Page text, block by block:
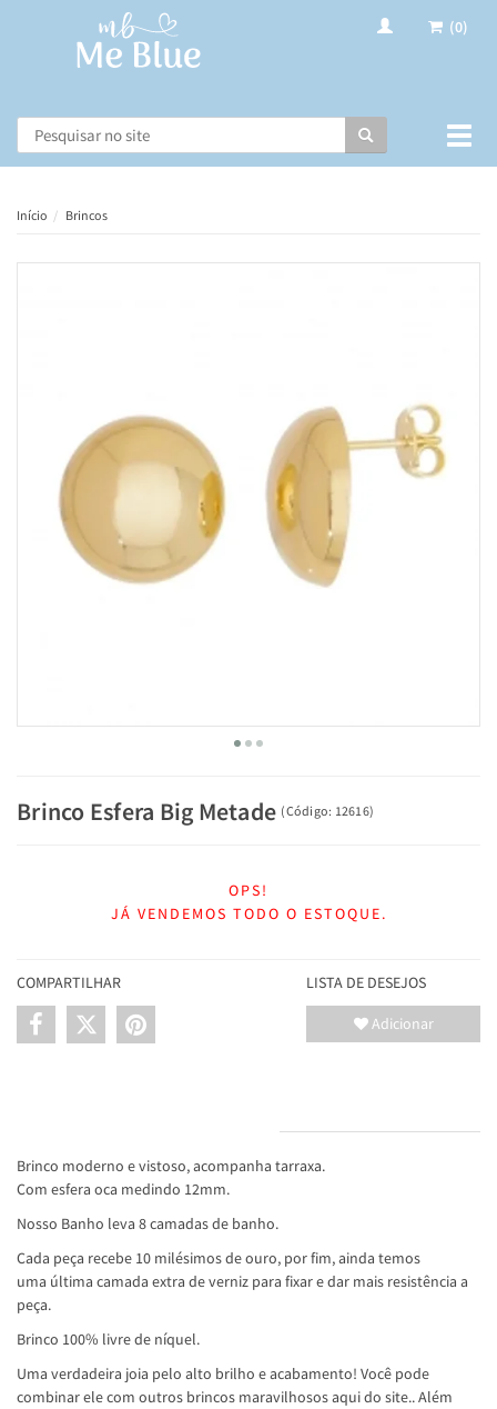
(0)
Busca
Início Brincos
Brinco Esfera Big Metade (Código: 12616)
OPS!
JÁ VENDEMOS TODO O ESTOQUE.
COMPARTILHAR LISTA DE DESEJOS
Adicionar
Brinco moderno e vistoso, acompanha tarraxa.
Com esfera oca medindo 12mm.
Nosso Banho leva 8 camadas de banho.
Cada peça recebe 10 milésimos de ouro, por fim, ainda temos
uma última camada extra de verniz para fixar e dar mais resistência a
peça.
Brinco 100% livre de níquel.
Uma verdadeira joia pelo alto brilho e acabamento! Você pode
combinar ele com outros brincos maravilhosos aqui do site.. Além